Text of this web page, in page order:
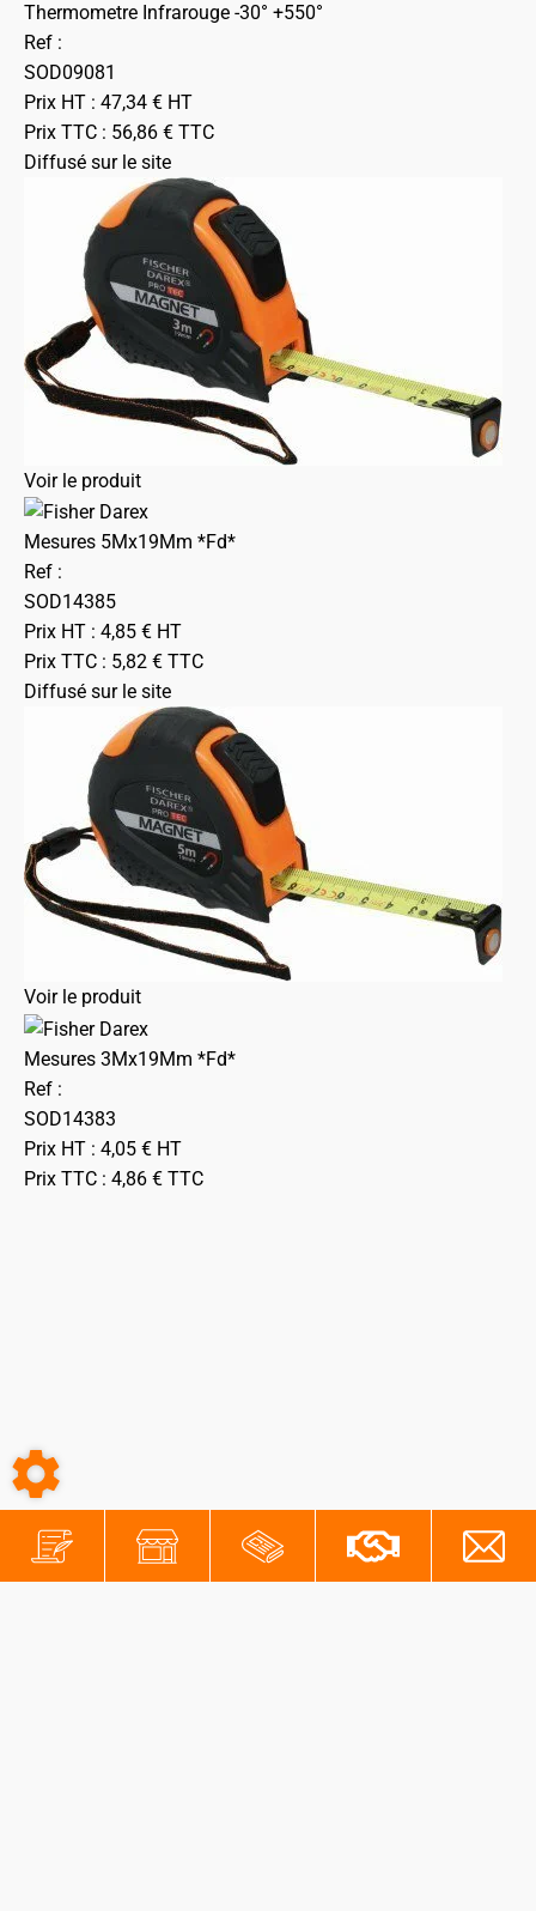
Thermometre Infrarouge -30° +550°
Ref :
SOD09081
Prix HT : 47,34 € HT
Prix TTC : 56,86 € TTC
Diffusé sur le site
Voir le produit
Mesures 5Mx19Mm *Fd*
Ref :
SOD14385
Prix HT : 4,85 € HT
Prix TTC : 5,82 € TTC
Diffusé sur le site
Voir le produit
Mesures 3Mx19Mm *Fd*
Ref :
SOD14383
Prix HT : 4,05 € HT
Prix TTC : 4,86 € TTC